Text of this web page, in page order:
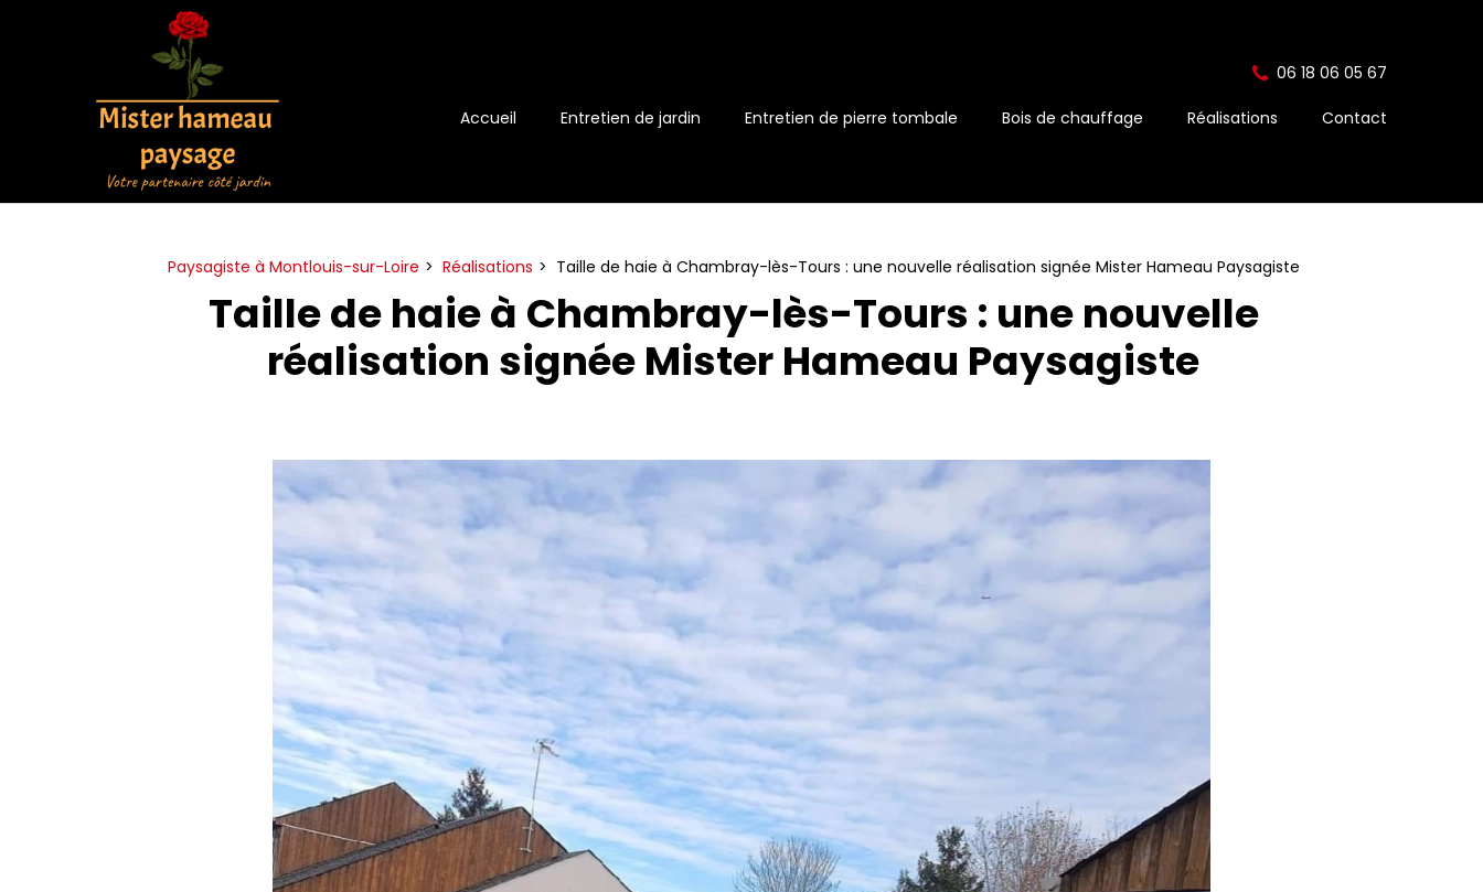
06 18 06 05 67
Accueil Entretien de jardin Entretien de pierre tombale Bois de chauffage Réalisations Contact
Paysagiste à Montlouis-sur-Loire Réalisations Taille de haie à Chambray-lès-Tours : une nouvelle réalisation signée Mister Hameau Paysagiste
Taille de haie à Chambray-lès-Tours : une nouvelle
réalisation signée Mister Hameau Paysagiste
Panneau de gestion des cookies